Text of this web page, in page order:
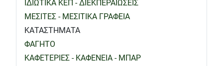
ΙΔΙΩΤΙΚΑ ΚΕΠ - ΔΙΕΚΠΕΡΑΙΩΣΕΙΣ
ΜΕΣΙΤΕΣ - ΜΕΣΙΤΙΚΑ ΓΡΑΦΕΙΑ
ΚΑΤΑΣΤΗΜΑΤΑ
ΦΑΓΗΤΟ
ΚΑΦΕΤΕΡΙΕΣ - ΚΑΦΕΝΕΙΑ - ΜΠΑΡ